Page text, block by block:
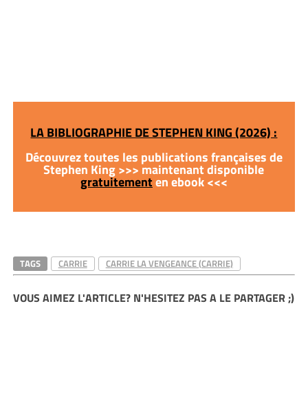
LA BIBLIOGRAPHIE DE STEPHEN KING (2026) :
Découvrez toutes les publications françaises de
Stephen King >>> maintenant disponible
gratuitementen ebook <<<
TAGS CARRIE CARRIE LA VENGEANCE (CARRIE)
VOUS AIMEZ L'ARTICLE? N'HESITEZ PAS A LE PARTAGER ;)